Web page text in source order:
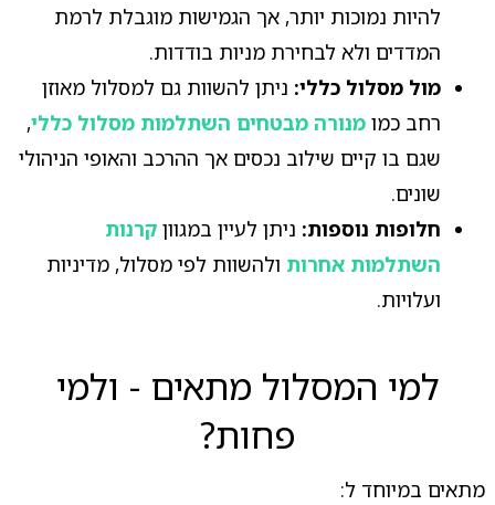
להיות נמוכות יותר, אך הגמישות מוגבלת לרמת
המדדים ולא לבחירת מניות בודדות.
מול מסלול כללי: ניתן להשוות גם למסלול מאוזן
רחב כמו מנורה מבטחים השתלמות מסלול כללי,
שגם בו קיים שילוב נכסים אך ההרכב והאופי הניהולי
שונים.
חלופות נוספות: ניתן לעיין במגוון קרנות
השתלמות אחרות ולהשוות לפי מסלול, מדיניות
ועלויות.
למי המסלול מתאים - ולמי
פחות?
מתאים במיוחד ל: